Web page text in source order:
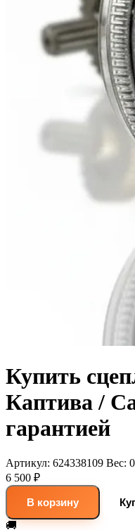
Купить
Каптива /
гарантией
Артикул: 624338109 Вес: 0
6 500 ₽
В корзину
🚚